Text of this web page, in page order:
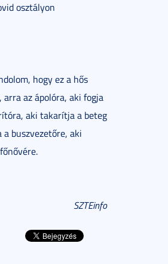
osztályon
hogy ez a hős
az ápolóra, aki fogja
aki takarítja a beteg
buszvezetőre, aki
SZTEinfo